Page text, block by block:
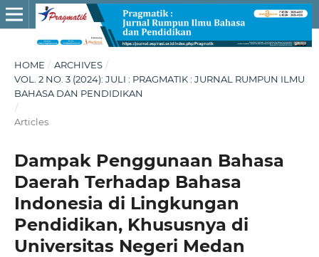
HOME / ARCHIVES /
VOL. 2 NO. 3 (2024): JULI : PRAGMATIK : JURNAL RUMPUN ILMU
BAHASA DAN PENDIDIKAN
/
Articles
Dampak Penggunaan Bahasa
Daerah Terhadap Bahasa
Indonesia di Lingkungan
Pendidikan, Khususnya di
Universitas Negeri Medan